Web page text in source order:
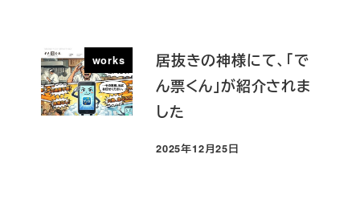
works
居抜きの神様にて、「で
ん票くん」が紹介されま
した
投稿日
2025年12月25日